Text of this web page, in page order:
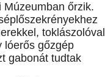
őrzik.
toklászolóval
lóerős gőzgép
gabonát tudtak